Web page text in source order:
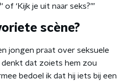
‘Kijk je uit naar seks?’”
scène?
jongen praat over seksuele
dat zoiets hem zou
bedoel ik dat hij iets bij een